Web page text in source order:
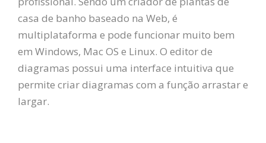
casa de banho baseado na Web, é
multiplataforma e pode funcionar muito bem
em Windows, Mac OS e Linux. O editor de
diagramas possui uma interface intuitiva que
permite criar diagramas com a função arrastar e
largar.